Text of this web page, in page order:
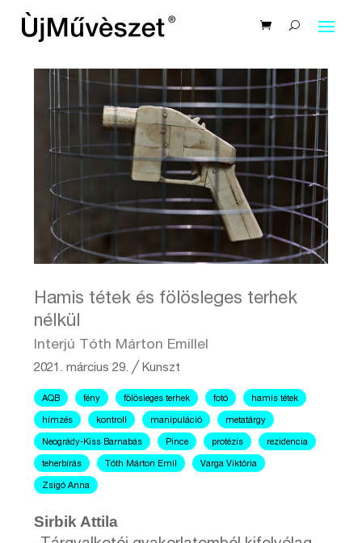
Hamis tétek és fölösleges terhek
nélkül
Interjú Tóth Márton Emillel
2021. március 29. ╱Kunszt
AQB fény fölösleges terhek fotó hamis tétek
hímzés kontroll manipuláció metatárgy
Neogrády-Kiss Barnabás Pince protézis rezidencia
teherbírás Tóth Márton Emil Varga Viktória
Zsigó Anna
Sirbik Attila